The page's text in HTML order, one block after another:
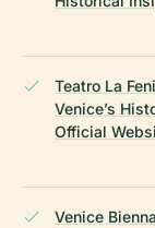
Teatro La
Venice’s
Official
Venice